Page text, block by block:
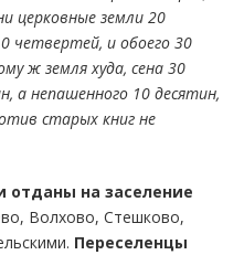
церковные земли 20
четвертей, и обоего 30
ж земля худа, сена 30
а непашенного 10 десятин,
старых книг не
отданы на заселение
Волхово, Стешково,
Переселенцы